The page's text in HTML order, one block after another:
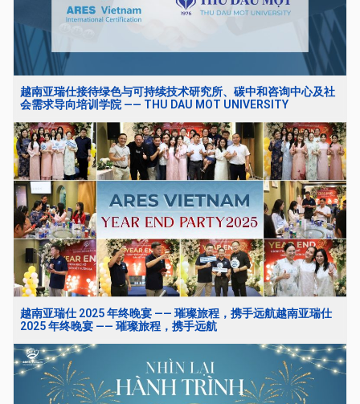
越南亚瑞仕接待绿色与可持续技术研究所、碳中和咨询中心及社
会需求导向培训学院 —— THU DAU MOT UNIVERSITY
越南亚瑞仕 2025 年终晚宴 —— 璀璨旅程，携手远航越南亚瑞仕
2025 年终晚宴 —— 璀璨旅程，携手远航